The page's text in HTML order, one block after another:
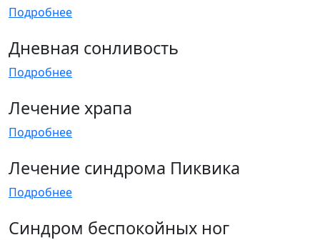
Подробнее
Дневная сонливость
Подробнее
Лечение храпа
Подробнее
Лечение синдрома Пиквика
Подробнее
Синдром беспокойных ног